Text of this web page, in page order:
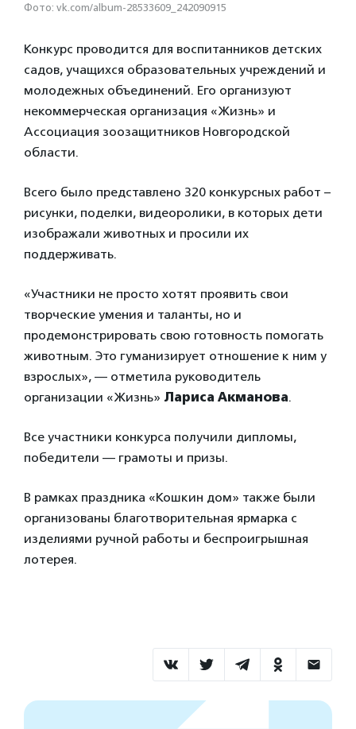
Фото: vk.com/album-28533609_242090915
Конкурс проводится для воспитанников детских
садов, учащихся образовательных учреждений и
молодежных объединений. Его организуют
некоммерческая организация «Жизнь» и
Ассоциация зоозащитников Новгородской
области.
Всего было представлено 320 конкурсных работ –
рисунки, поделки, видеоролики, в которых дети
изображали животных и просили их
поддерживать.
«Участники не просто хотят проявить свои
творческие умения и таланты, но и
продемонстрировать свою готовность помогать
животным. Это гуманизирует отношение к ним у
взрослых», — отметила руководитель
организации «Жизнь» Лариса Акманова.
Все участники конкурса получили дипломы,
победители — грамоты и призы.
В рамках праздника «Кошкин дом» также были
организованы благотворительная ярмарка с
изделиями ручной работы и беспроигрышная
лотерея.